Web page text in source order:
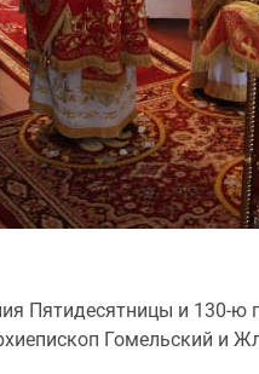
Пятидесятницы и 130-
Гомельский и